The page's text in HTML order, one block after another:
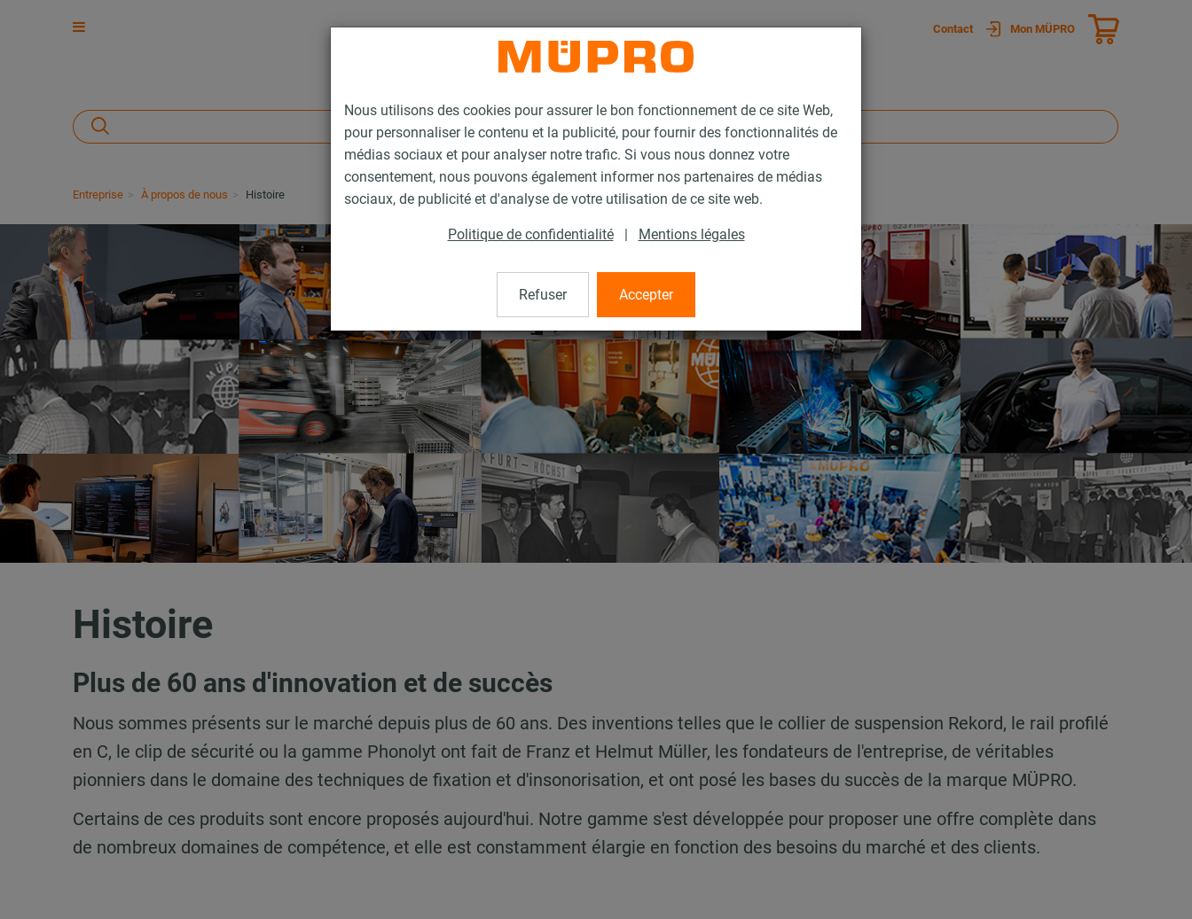
Nous utilisons des cookies pour assurer le bon fonctionnement de ce site Web,
pour personnaliser le contenu et la publicité, pour fournir des fonctionnalités de
médias sociaux et pour analyser notre trafic. Si vous nous donnez votre
consentement, nous pouvons également informer nos partenaires de médias
sociaux, de publicité et d'analyse de votre utilisation de ce site web.
Politique de confidentialité | Mentions légales
Refuser Accepter
Contact Mon MÜPRO
Entreprise À propos de nous Histoire
Histoire
Plus de 60 ans d'innovation et de succès
Nous sommes présents sur le marché depuis plus de 60 ans. Des inventions telles que le collier de suspension Rekord, le rail profilé
en C, le clip de sécurité ou la gamme Phonolyt ont fait de Franz et Helmut Müller, les fondateurs de l'entreprise, de véritables
pionniers dans le domaine des techniques de fixation et d'insonorisation, et ont posé les bases du succès de la marque MÜPRO.
Certains de ces produits sont encore proposés aujourd'hui. Notre gamme s'est développée pour proposer une offre complète dans
de nombreux domaines de compétence, et elle est constamment élargie en fonction des besoins du marché et des clients.